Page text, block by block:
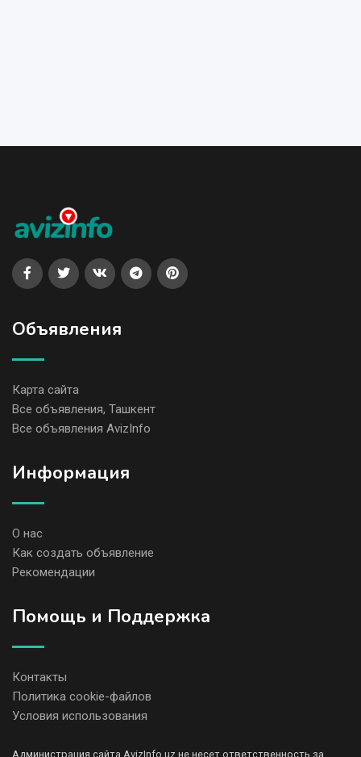
Объявления
Карта сайта
Все объявления, Ташкент
Все объявления AvizInfo
Информация
О нас
Как создать объявление
Рекомендации
Помощь и Поддержка
Контакты
Политика cookie-файлов
Условия использования
Администрация сайта AvizInfo.uz не несет ответственность за